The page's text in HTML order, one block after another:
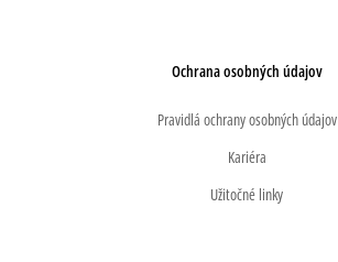
Ochrana osobných údajov
Pravidlá ochrany osobných údajov
Kariéra
Užitočné linky